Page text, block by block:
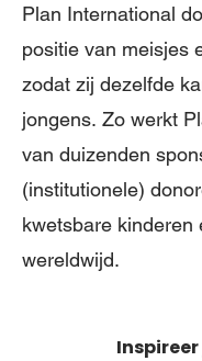
Plan International
positie van meisjes
zodat zij dezelfde
jongens. Zo werkt
van duizenden
(institutionele)
kwetsbare kinderen
wereldwijd.